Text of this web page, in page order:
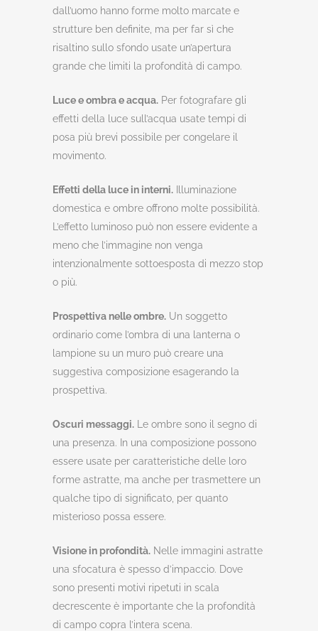
dall’uomo hanno forme molto marcate e
strutture ben definite, ma per far sì che
risaltino sullo sfondo usate un’apertura
grande che limiti la profondità di campo.
Luce e ombra e acqua. Per fotografare gli
effetti della luce sull’acqua usate tempi di
posa più brevi possibile per congelare il
movimento.
Effetti della luce in interni. Illuminazione
domestica e ombre offrono molte possibilità.
L’effetto luminoso può non essere evidente a
meno che l’immagine non venga
intenzionalmente sottoesposta di mezzo stop
o più.
Prospettiva nelle ombre. Un soggetto
ordinario come l’ombra di una lanterna o
lampione su un muro può creare una
suggestiva composizione esagerando la
prospettiva.
Oscuri messaggi. Le ombre sono il segno di
una presenza. In una composizione possono
essere usate per caratteristiche delle loro
forme astratte, ma anche per trasmettere un
qualche tipo di significato, per quanto
misterioso possa essere.
Visione in profondità. Nelle immagini astratte
una sfocatura è spesso d’impaccio. Dove
sono presenti motivi ripetuti in scala
decrescente è importante che la profondità
di campo copra l’intera scena.